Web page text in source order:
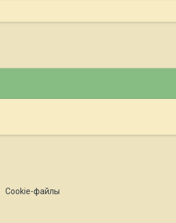
Cookie-файлы